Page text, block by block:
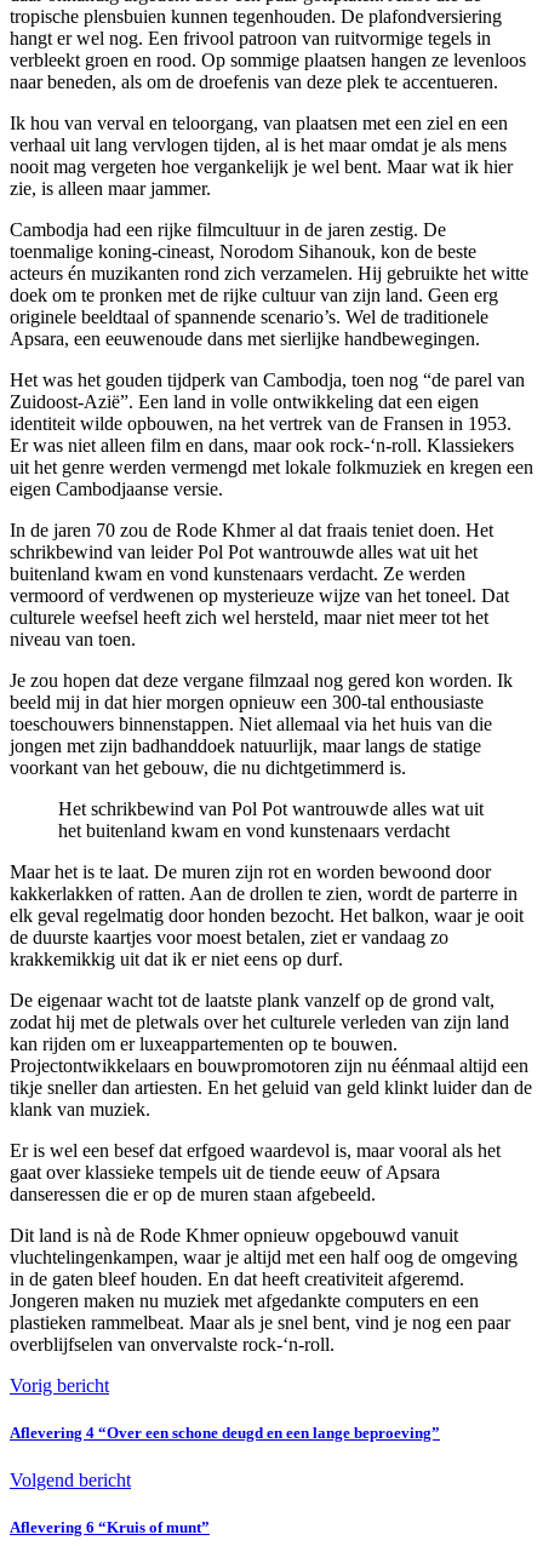
tropische plensbuien kunnen tegenhouden. De plafondversiering
hangt er wel nog. Een frivool patroon van ruitvormige tegels in
verbleekt groen en rood. Op sommige plaatsen hangen ze levenloos
naar beneden, als om de droefenis van deze plek te accentueren.
Ik hou van verval en teloorgang, van plaatsen met een ziel en een
verhaal uit lang vervlogen tijden, al is het maar omdat je als mens
nooit mag vergeten hoe vergankelijk je wel bent. Maar wat ik hier
zie, is alleen maar jammer.
Cambodja had een rijke filmcultuur in de jaren zestig. De
toenmalige koning-cineast, Norodom Sihanouk, kon de beste
acteurs én muzikanten rond zich verzamelen. Hij gebruikte het witte
doek om te pronken met de rijke cultuur van zijn land. Geen erg
originele beeldtaal of spannende scenario’s. Wel de traditionele
Apsara, een eeuwenoude dans met sierlijke handbewegingen.
Het was het gouden tijdperk van Cambodja, toen nog “de parel van
Zuidoost-Azië”. Een land in volle ontwikkeling dat een eigen
identiteit wilde opbouwen, na het vertrek van de Fransen in 1953.
Er was niet alleen film en dans, maar ook rock-‘n-roll. Klassiekers
uit het genre werden vermengd met lokale folkmuziek en kregen een
eigen Cambodjaanse versie.
In de jaren 70 zou de Rode Khmer al dat fraais teniet doen. Het
schrikbewind van leider Pol Pot wantrouwde alles wat uit het
buitenland kwam en vond kunstenaars verdacht. Ze werden
vermoord of verdwenen op mysterieuze wijze van het toneel. Dat
culturele weefsel heeft zich wel hersteld, maar niet meer tot het
niveau van toen.
Je zou hopen dat deze vergane filmzaal nog gered kon worden. Ik
beeld mij in dat hier morgen opnieuw een 300-tal enthousiaste
toeschouwers binnenstappen. Niet allemaal via het huis van die
jongen met zijn badhanddoek natuurlijk, maar langs de statige
voorkant van het gebouw, die nu dichtgetimmerd is.
Het schrikbewind van Pol Pot wantrouwde alles wat uit
het buitenland kwam en vond kunstenaars verdacht
Maar het is te laat. De muren zijn rot en worden bewoond door
kakkerlakken of ratten. Aan de drollen te zien, wordt de parterre in
elk geval regelmatig door honden bezocht. Het balkon, waar je ooit
de duurste kaartjes voor moest betalen, ziet er vandaag zo
krakkemikkig uit dat ik er niet eens op durf.
De eigenaar wacht tot de laatste plank vanzelf op de grond valt,
zodat hij met de pletwals over het culturele verleden van zijn land
kan rijden om er luxeappartementen op te bouwen.
Projectontwikkelaars en bouwpromotoren zijn nu éénmaal altijd een
tikje sneller dan artiesten. En het geluid van geld klinkt luider dan de
klank van muziek.
Er is wel een besef dat erfgoed waardevol is, maar vooral als het
gaat over klassieke tempels uit de tiende eeuw of Apsara
danseressen die er op de muren staan afgebeeld.
Dit land is nà de Rode Khmer opnieuw opgebouwd vanuit
vluchtelingenkampen, waar je altijd met een half oog de omgeving
in de gaten bleef houden. En dat heeft creativiteit afgeremd.
Jongeren maken nu muziek met afgedankte computers en een
plastieken rammelbeat. Maar als je snel bent, vind je nog een paar
overblijfselen van onvervalste rock-‘n-roll.
Vorig bericht
Aflevering 4 “Over een schone deugd en een lange beproeving”
Volgend bericht
Aflevering 6 “Kruis of munt”